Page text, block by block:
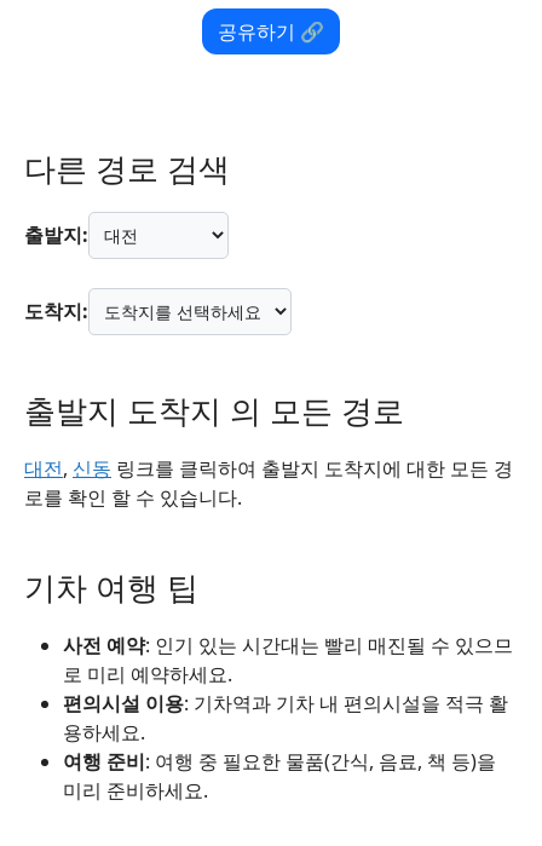
공유하기 🔗
다른 경로 검색
출발지:
도착지:
출발지 도착지 의 모든 경로
대전, 신동 링크를 클릭하여 출발지 도착지에 대한 모든 경
로를 확인 할 수 있습니다.
기차 여행 팁
사전 예약: 인기 있는 시간대는 빨리 매진될 수 있으므
로 미리 예약하세요.
편의시설 이용: 기차역과 기차 내 편의시설을 적극 활
용하세요.
여행 준비: 여행 중 필요한 물품(간식, 음료, 책 등)을
미리 준비하세요.